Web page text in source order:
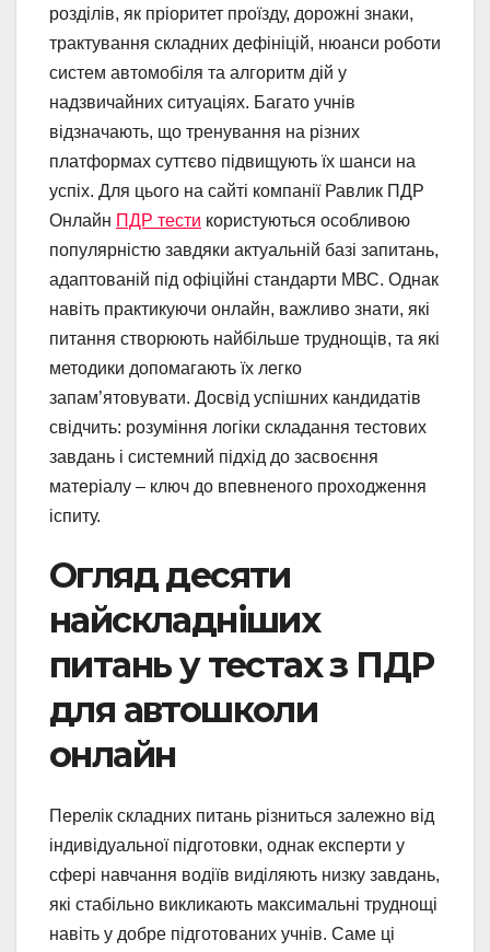
розділів, як пріоритет проїзду, дорожні знаки,
трактування складних дефініцій, нюанси роботи
систем автомобіля та алгоритм дій у
надзвичайних ситуаціях. Багато учнів
відзначають, що тренування на різних
платформах суттєво підвищують їх шанси на
успіх. Для цього на сайті компанії Равлик ПДР
Онлайн ПДР тести користуються особливою
популярністю завдяки актуальній базі запитань,
адаптованій під офіційні стандарти МВС. Однак
навіть практикуючи онлайн, важливо знати, які
питання створюють найбільше труднощів, та які
методики допомагають їх легко
запам’ятовувати. Досвід успішних кандидатів
свідчить: розуміння логіки складання тестових
завдань і системний підхід до засвоєння
матеріалу – ключ до впевненого проходження
іспиту.
Огляд десяти
найскладніших
питань у тестах з ПДР
для автошколи
онлайн
Перелік складних питань різниться залежно від
індивідуальної підготовки, однак експерти у
сфері навчання водіїв виділяють низку завдань,
які стабільно викликають максимальні труднощі
навіть у добре підготованих учнів. Саме ці